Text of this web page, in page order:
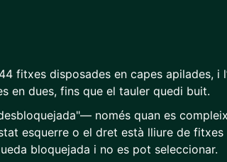
fitxes disposades en capes apilades, i
en dues, fins que el tauler quedi buit.
només quan es
esquerre o el dret està lliure de fitxes
bloquejada i no es pot seleccionar.